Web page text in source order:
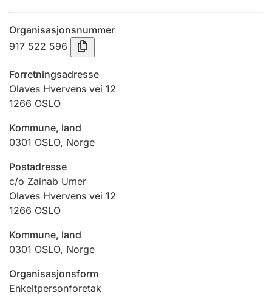
Innsending og forsinkelsesgebyr
Tinglysing
Jeger
Ektepaktveileder
Offentlig sektor
Andre tema
Organisasjonsnummer
917 522 596
Forretningsadresse
Olaves Hvervens vei 12
1266 OSLO
Kommune, land
0301 OSLO, Norge
Postadresse
c/o Zainab Umer
Olaves Hvervens vei 12
1266 OSLO
Kommune, land
0301 OSLO, Norge
Organisasjonsform
Enkeltpersonforetak